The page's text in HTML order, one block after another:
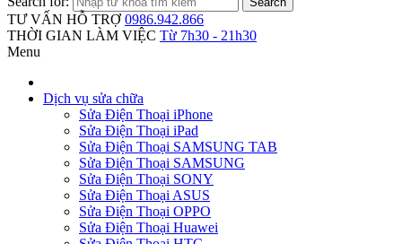
TƯ VẤN HỖ TRỢ 0986.942.866
THỜI GIAN LÀM VIỆC Từ 7h30 - 21h30
Menu
Dịch vụ sửa chữa
Sửa Điện Thoại iPhone
Sửa Điện Thoại iPad
Sửa Điện Thoại SAMSUNG TAB
Sửa Điện Thoại SAMSUNG
Sửa Điện Thoại SONY
Sửa Điện Thoại ASUS
Sửa Điện Thoại OPPO
Sửa Điện Thoại Huawei